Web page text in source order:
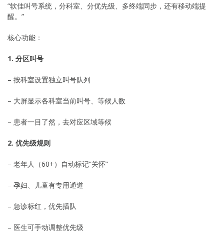
“软佳叫号系统，分科室、分优先级、多终端同步，还有移动端提
醒。”
核心功能：
1. 分区叫号
– 按科室设置独立叫号队列
– 大屏显示各科室当前叫号、等候人数
– 患者一目了然，去对应区域等候
2. 优先级规则
– 老年人（60+）自动标记”关怀”
– 孕妇、儿童有专用通道
– 急诊标红，优先插队
– 医生可手动调整优先级